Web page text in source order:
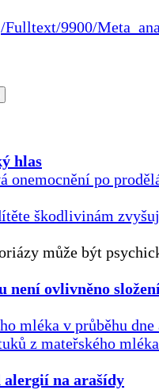
9900/
hlas
onemocnění po
škodlivinám
může být
není ovlivněno
mléka v průběhu dne
z mateřského
na arašídy